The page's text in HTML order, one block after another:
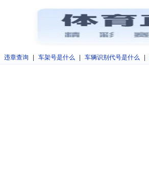
违章查询 车架号是什么 车辆识别代号是什么